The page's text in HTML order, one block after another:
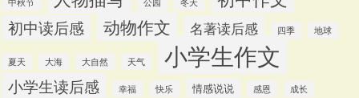
初中读后感 动物作文 名著读后感 四季 地球
夏天 大海 大自然 天气 小学生作文
小学生读后感 幸福 快乐 情感说说 感恩 成长